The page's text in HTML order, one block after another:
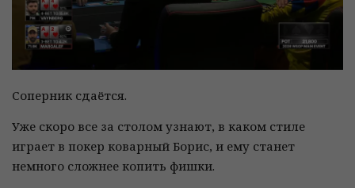
Соперник сдаётся.
Уже скоро все за столом узнают, в каком стиле
играет в покер коварный Борис, и ему станет
немного сложнее копить фишки.